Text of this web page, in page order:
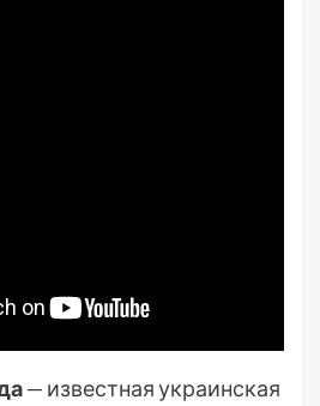
— известная украинская